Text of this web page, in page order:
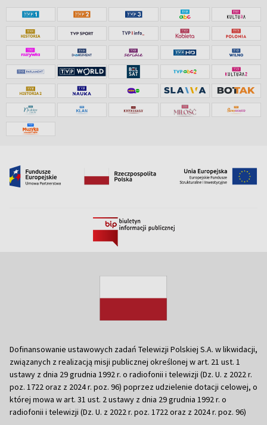
Dofinansowanie ustawowych zadań Telewizji Polskiej S.A. w likwidacji,
związanych z realizacją misji publicznej określonej w art. 21 ust. 1
ustawy z dnia 29 grudnia 1992 r. o radiofonii i telewizji (Dz. U. z 2022 r.
poz. 1722 oraz z 2024 r. poz. 96) poprzez udzielenie dotacji celowej, o
której mowa w art. 31 ust. 2 ustawy z dnia 29 grudnia 1992 r. o
radiofonii i telewizji (Dz. U. z 2022 r. poz. 1722 oraz z 2024 r. poz. 96)